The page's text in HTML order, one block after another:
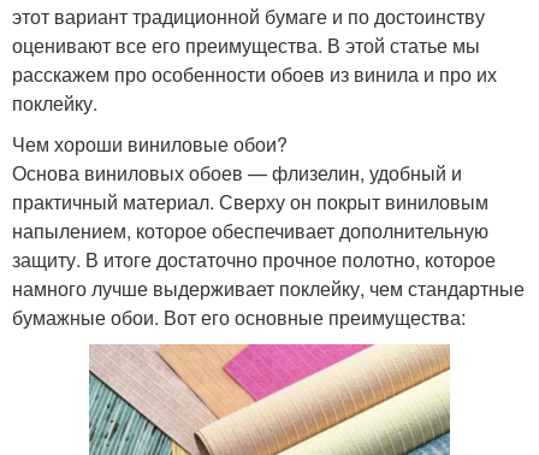
этот вариант традиционной бумаге и по достоинству
оценивают все его преимущества. В этой статье мы
расскажем про особенности обоев из винила и про их
поклейку.
Чем хороши виниловые обои?
Основа виниловых обоев — флизелин, удобный и
практичный материал. Сверху он покрыт виниловым
напылением, которое обеспечивает дополнительную
защиту. В итоге достаточно прочное полотно, которое
намного лучше выдерживает поклейку, чем стандартные
бумажные обои. Вот его основные преимущества: